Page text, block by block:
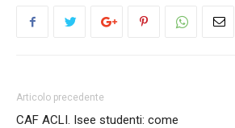
Articolo precedente
CAF ACLI. Isee studenti: come